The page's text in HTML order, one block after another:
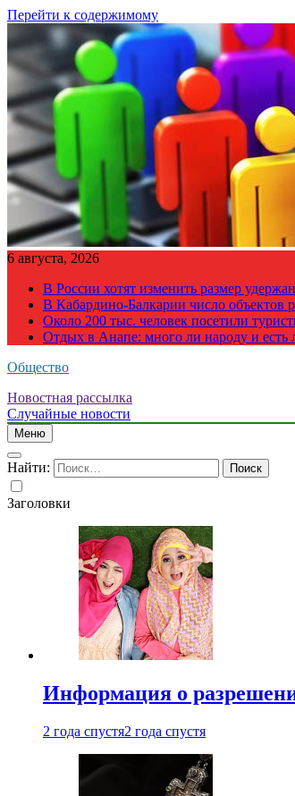
Перейти к содержимому
6 августа, 2026
В России хотят изменить размер
В Кабардино-Балкарии число объектов
Около 200 тыс. человек посетили
Отдых в Анапе: много ли народу и есть
Общество
Новостная рассылка
Случайные новости
Меню
Найти:
Заголовки
Информация о
2 года спустя2 года спустя